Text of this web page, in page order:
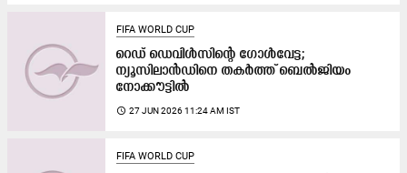
FIFA WORLD CUP
റെഡ് ഡെവിൾസിന്‍റെ ഗോൾവേട്ട;
ന്യൂസിലാൻഡിനെ തകർത്ത് ബെൽജിയം
നോക്കൗട്ടിൽ
access_time 27 JUN 2026 11:24 AM IST
FIFA WORLD CUP